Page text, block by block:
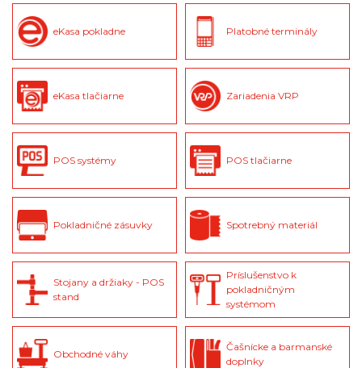
eKasa pokladne Platobné terminály
eKasa tlačiarne Zariadenia VRP
POS systémy POS tlačiarne
Pokladničné zásuvky Spotrebný materiál
Stojany a držiaky - POS
stand
Príslušenstvo k
pokladničným
systémom
Obchodné váhy
Čašnícke a barmanské
doplnky